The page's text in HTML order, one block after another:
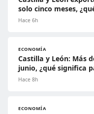
solo cinco meses,
Hace 6h
ECONOMÍA
Castilla y León: Más
junio, ¿qué significa
Hace 8h
ECONOMÍA